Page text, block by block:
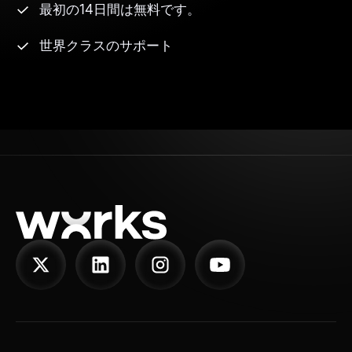
最初の14日間は無料です。
世界クラスのサポート